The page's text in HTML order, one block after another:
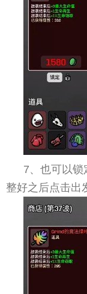
7、也可以锁
整好之后点击出